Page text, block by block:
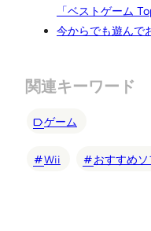
「ベストゲーム
今からでも遊んで
関連キーワード
ゲーム
Wii おすすめソ